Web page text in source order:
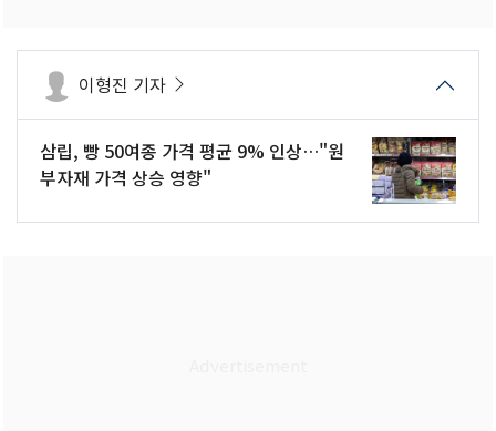
이형진 기자
삼립, 빵 50여종 가격 평균 9% 인상…"원
부자재 가격 상승 영향"